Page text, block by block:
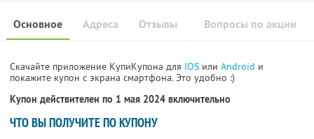
Основное Отзывы Вопросы по акции
Адреса
Скачайте приложение КупиКупона для IOS или Android и
покажите купон с экрана смартфона. Это удобно :)
Купон действителен по 1 мая 2024 включительно
ЧТО ВЫ ПОЛУЧИТЕ ПО КУПОНУ